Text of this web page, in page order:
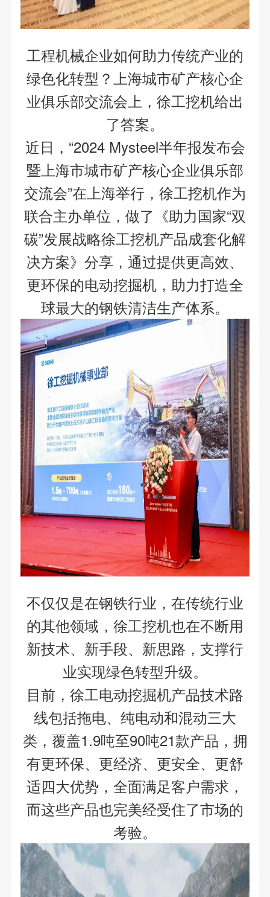
工程机械企业如何助力传统产业的
绿色化转型？上海城市矿产核心企
业俱乐部交流会上，徐工挖机给出
了答案。
近日，“2024 Mysteel半年报发布会
暨上海市城市矿产核心企业俱乐部
交流会”在上海举行，徐工挖机作为
联合主办单位，做了《助力国家“双
碳”发展战略徐工挖机产品成套化解
决方案》分享，通过提供更高效、
更环保的电动挖掘机，助力打造全
球最大的钢铁清洁生产体系。
不仅仅是在钢铁行业，在传统行业
的其他领域，徐工挖机也在不断用
新技术、新手段、新思路，支撑行
业实现绿色转型升级。
目前，徐工电动挖掘机产品技术路
线包括拖电、纯电动和混动三大
类，覆盖1.9吨至90吨21款产品，拥
有更环保、更经济、更安全、更舒
适四大优势，全面满足客户需求，
而这些产品也完美经受住了市场的
考验。